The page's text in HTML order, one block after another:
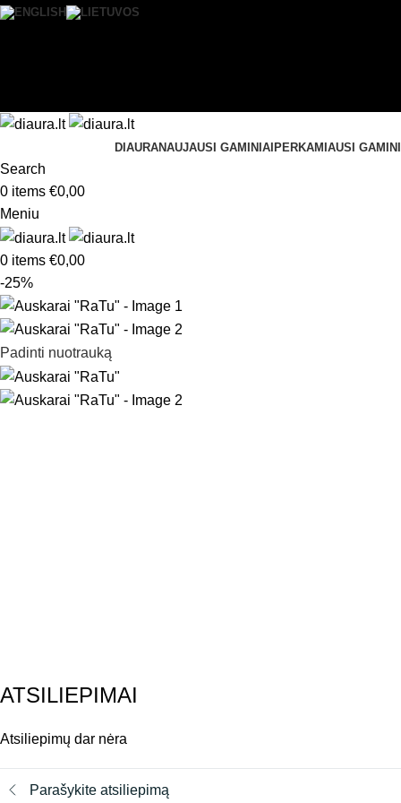
DIAURANAUJAUSI GAMINIAI PERKAMIAUSI
Search
0 items €0,00
Meniu
0 items €0,00
-25%
Padinti nuotrauką
ATSILIEPIMAI
Atsiliepimų dar nėra
Parašykite atsiliepimą